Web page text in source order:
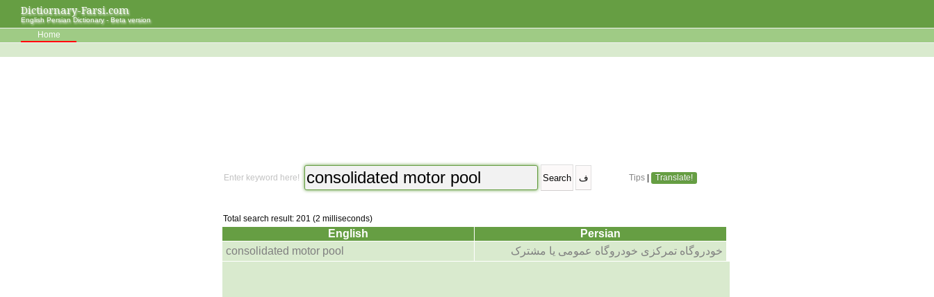
Dictiornary-Farsi.com
English Persian Dictionary - Beta version
Home
Enter keyword here! Tips Translate!
Total search result: 201 (2 milliseconds)
English
Persian
consolidated motor pool
خودروگاه تمرکزی خودروگاه عمومی یا مشترک